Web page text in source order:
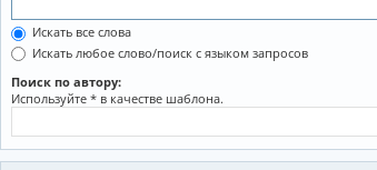
Искать все слова
Искать любое слово/поиск с языком запросов
Поиск по автору:
Используйте * в качестве шаблона.